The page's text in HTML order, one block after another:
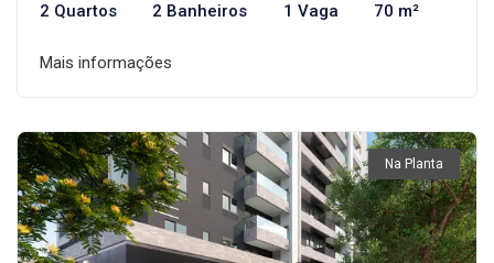
2 Quartos 2 Banheiros 1 Vaga 70 m²
Mais informações
Na Planta